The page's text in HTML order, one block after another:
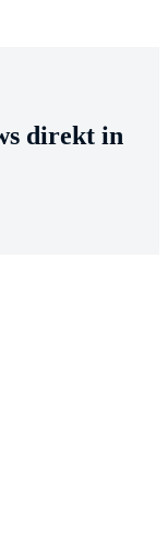
direkt in